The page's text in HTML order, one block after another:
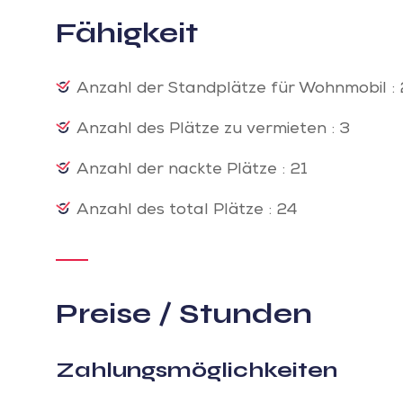
Fähigkeit
Anzahl der Standplätze für Wohnmobil :
Anzahl des Plätze zu vermieten : 3
Anzahl der nackte Plätze : 21
Anzahl des total Plätze : 24
Preise / Stunden
Zahlungsmöglichkeiten